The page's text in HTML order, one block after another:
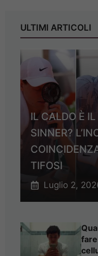
ULTIMI ARTICOLI
IL CALDO È
SINNER?
TIFOSI
Luglio 2,